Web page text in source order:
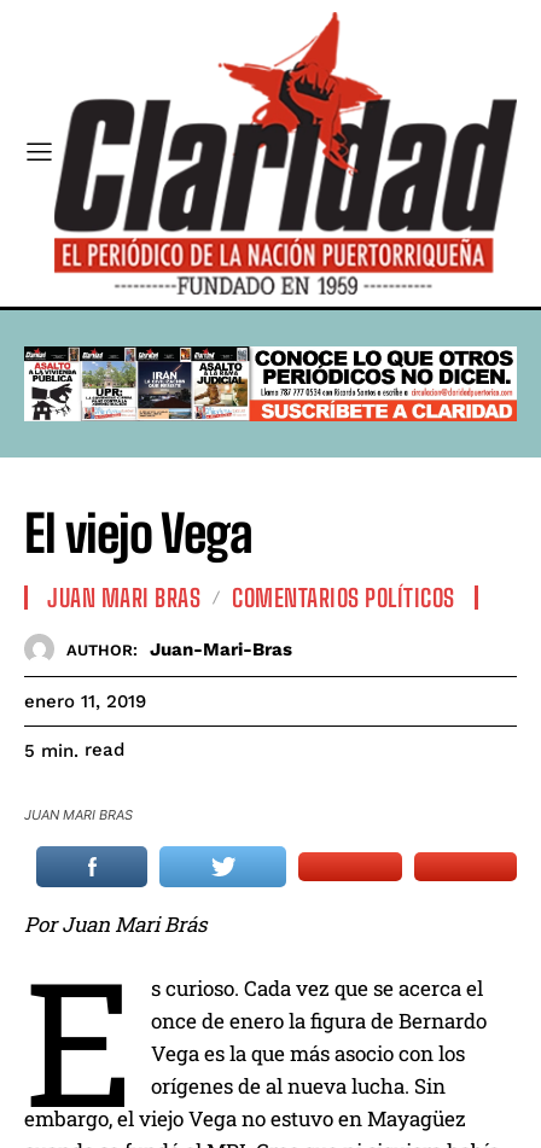
El viejo Vega
JUAN MARI BRAS COMENTARIOS POLÍTICOS
AUTHOR: Juan-Mari-Bras
enero 11, 2019
5 min. read
JUAN MARI BRAS
Por Juan Mari Brás
E
s curioso. Cada vez que se acerca el
once de enero la figura de Bernardo
Vega es la que más asocio con los
orígenes de al nueva lucha. Sin
embargo, el viejo Vega no estuvo en Mayagüez